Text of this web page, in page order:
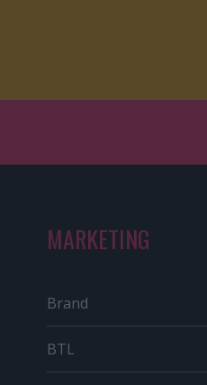
MARKETING
Brand
BTL